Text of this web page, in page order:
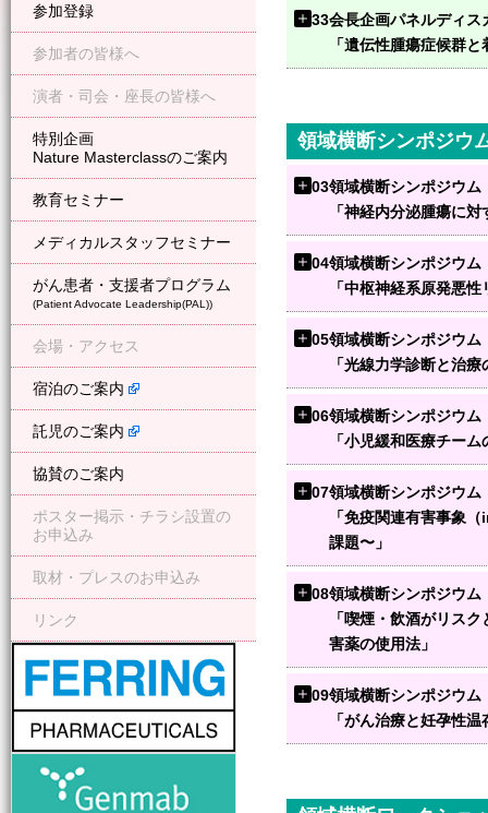
33会長企画パネルディス
「遺伝性腫瘍症候群
領域横断シンポジウ
03領域横断シンポジウム
「神経内分泌腫瘍に
04領域横断シンポジウム
「中枢神経系原発悪
05領域横断シンポジウム
「光線力学診断と治療
06領域横断シンポジウム
「小児緩和医療チー
07領域横断シンポジウム
「免疫関連有害事象
課題〜」
08領域横断シンポジウム
「喫煙・飲酒がリス
害薬の使用法」
09領域横断シンポジウム
「がん治療と妊孕性
参加登録
参加者の皆様へ
演者・司会・座長の皆様へ
特別企画
Nature Masterclassのご案内
教育セミナー
メディカルスタッフセミナー
がん患者・支援者プログラム
(Patient Advocate Leadership(PAL))
会場・アクセス
宿泊のご案内
託児のご案内
協賛のご案内
ポスター掲示・チラシ設置の
お申込み
取材・プレスのお申込み
リンク
フェリング
genmab-lab